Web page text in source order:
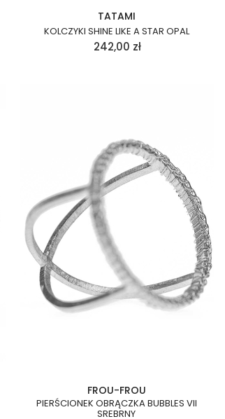
TATAMI
KOLCZYKI SHINE LIKE A STAR OPAL
242,00 zł
FROU-FROU
PIERŚCIONEK OBRĄCZKA BUBBLES VII
SREBRNY